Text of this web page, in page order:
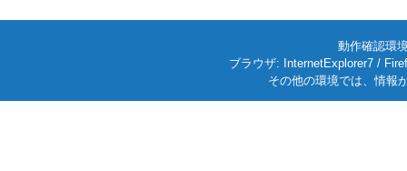
動作確認環
ブラウザ: InternetExplorer7 /
その他の環境では、情報